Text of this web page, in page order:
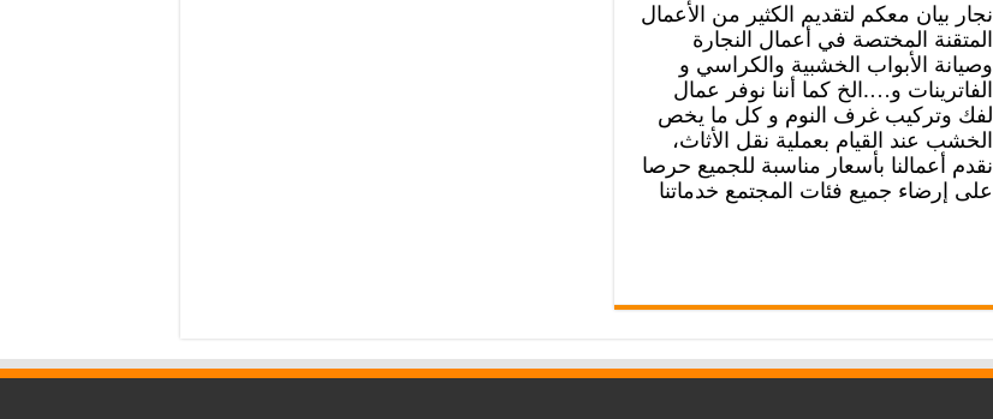
نجار بيان معكم لتقديم الكثير من الأعمال
المتقنة المختصة في أعمال النجارة
وصيانة الأبواب الخشبية والكراسي و
الفاترينات و….الخ كما أننا نوفر عمال
لفك وتركيب غرف النوم و كل ما يخص
الخشب عند القيام بعملية نقل الأثاث،
نقدم أعمالنا بأسعار مناسبة للجميع حرصا
على إرضاء جميع فئات المجتمع خدماتنا